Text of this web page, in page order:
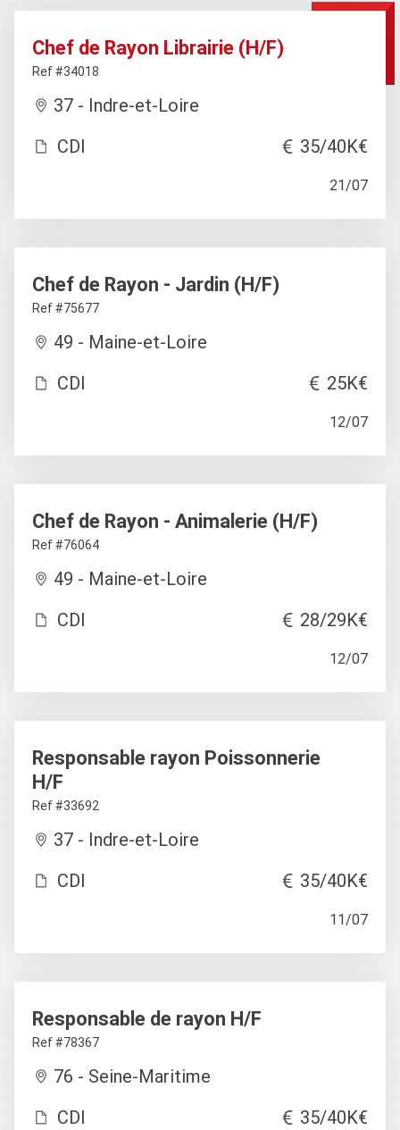
Chef de Rayon Librairie (H/F)
Ref #34018
37 - Indre-et-Loire
CDI
35/40K€
21/07
Chef de Rayon - Jardin (H/F)
Ref #75677
49 - Maine-et-Loire
CDI
25K€
12/07
Chef de Rayon - Animalerie (H/F)
Ref #76064
49 - Maine-et-Loire
CDI
28/29K€
12/07
Responsable rayon Poissonnerie
H/F
Ref #33692
37 - Indre-et-Loire
CDI
35/40K€
11/07
Responsable de rayon H/F
Ref #78367
76 - Seine-Maritime
CDI
35/40K€